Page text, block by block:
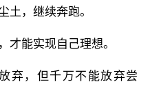
土，继续奔跑。
才能实现自己理想。
弃，但千万不能放弃尝